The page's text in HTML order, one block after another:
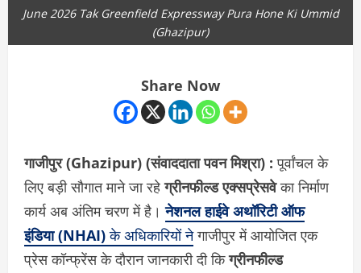
June 2026 Tak Greenfield Expressway Pura Hone Ki Ummid
(Ghazipur)
Share Now
गाजीपुर (Ghazipur) (संवाददाता पवन मिश्रा) :पूर्वांचल के
लिए बड़ी सौगात माने जा रहेग्रीनफील्ड एक्सप्रेसवेका निर्माण
कार्य अब अंतिम चरण में है।नेशनल हाईवे अथॉरिटी ऑफ
इंडिया (NHAI)के अधिकारियों नेगाजीपुर में आयोजित एक
प्रेस कॉन्फ्रेंस के दौरान जानकारी दी किग्रीनफील्ड